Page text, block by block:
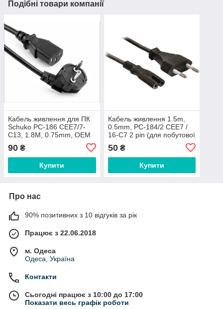
Подібні товари компанії
Кабель живлення для ПК
Schuko PC-186 CEE7/7-
C13, 1.8M, 0.75mm, OEM
90 ₴
Купити
Кабель живлення 1.5m,
0.5mm, PC-184/2 CEE7 /
16-C7 2 pin (для побутової
50₴
Купити
Про нас
90% позитивних з 10 відгуків за рік
Працює з 22.06.2018
м. Одеса
Одеса, Україна
Контакти
Сьогодні працює з 10:00 до 17:00
Показати весь графік роботи